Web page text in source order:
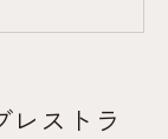
の個性を楽
統と革新の
レストラ